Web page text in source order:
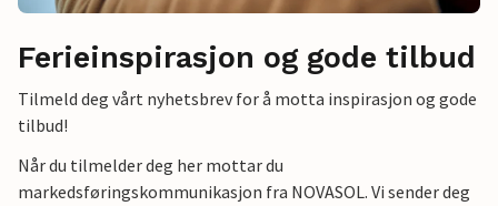
Ferieinspirasjon og gode tilbud
Tilmeld deg vårt nyhetsbrev for å motta inspirasjon og gode
tilbud!
Når du tilmelder deg her mottar du
markedsføringskommunikasjon fra NOVASOL. Vi sender deg